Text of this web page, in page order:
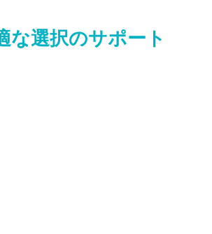
な選択のサポート